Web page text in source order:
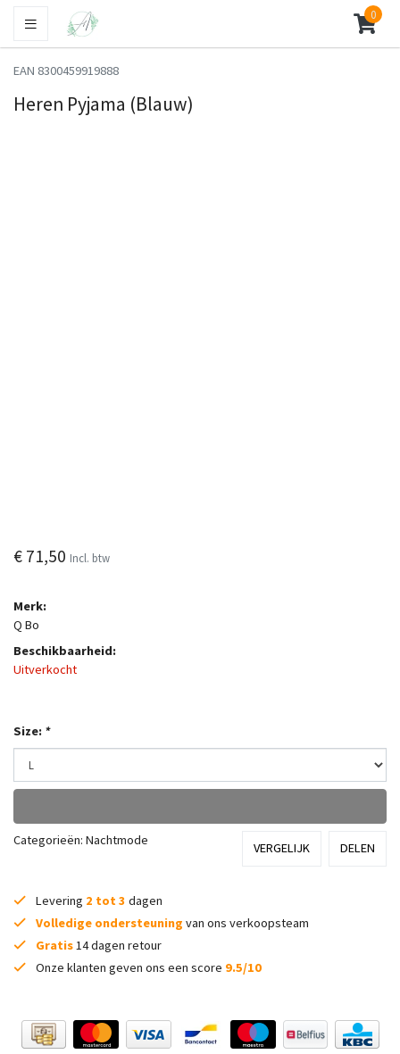
0
EAN 8300459919888
Heren Pyjama (Blauw)
€ 71,50 Incl. btw
Merk:
Q Bo
Beschikbaarheid:
Uitverkocht
Size: *
Categorieën: Nachtmode
VERGELIJK DELEN
Levering 2 tot 3 dagen
Volledige ondersteuning van ons verkoopsteam
Gratis14 dagen retour
Onze klanten geven ons een score 9.5/10